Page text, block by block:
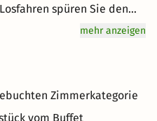
Bergen, Wäldern und
sind jederzeit
lassen sich
Atmosphäre * Täglich
mehr anzeigen
Zimmerkategorie
vom Buffet